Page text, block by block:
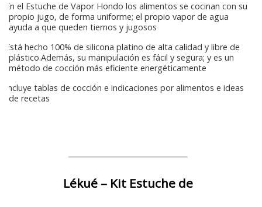
En el Estuche de Vapor Hondo los alimentos se cocinan con su
propio jugo, de forma uniforme; el propio vapor de agua
ayuda a que queden tiernos y jugosos
Está hecho 100% de silicona platino de alta calidad y libre de
plástico.Además, su manipulación es fácil y segura; y es un
método de cocción más eficiente energéticamente
Incluye tablas de cocción e indicaciones por alimentos e ideas
de recetas
Lékué – Kit Estuche de